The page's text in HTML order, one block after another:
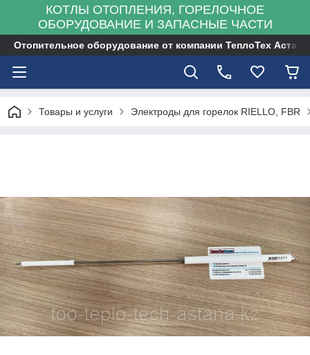
КОТЛЫ ОТОПЛЕНИЯ, ГОРЕЛОЧНОЕ
ОБОРУДОВАНИЕ И ЗАПАСНЫЕ ЧАСТИ
Отопительное оборудование от компании ТеплоТех Астана
Товары и услуги Электроды для горелок RIELLO, FBR